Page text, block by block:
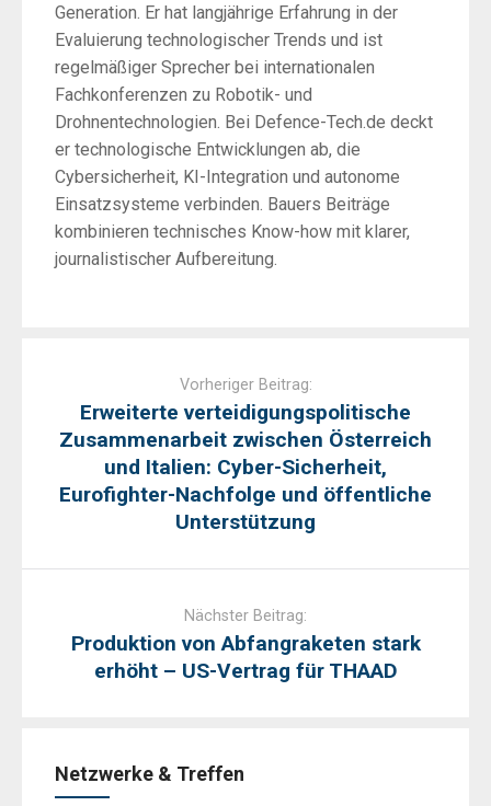
Generation. Er hat langjährige Erfahrung in der
Evaluierung technologischer Trends und ist
regelmäßiger Sprecher bei internationalen
Fachkonferenzen zu Robotik- und
Drohnentechnologien. Bei Defence-Tech.de deckt
er technologische Entwicklungen ab, die
Cybersicherheit, KI-Integration und autonome
Einsatzsysteme verbinden. Bauers Beiträge
kombinieren technisches Know-how mit klarer,
journalistischer Aufbereitung.
Vorheriger Beitrag:
Erweiterte verteidigungspolitische
Zusammenarbeit zwischen Österreich
und Italien: Cyber-Sicherheit,
Eurofighter-Nachfolge und öffentliche
Unterstützung
Nächster Beitrag:
Produktion von Abfangraketen stark
erhöht – US-Vertrag für THAAD
Netzwerke & Treffen